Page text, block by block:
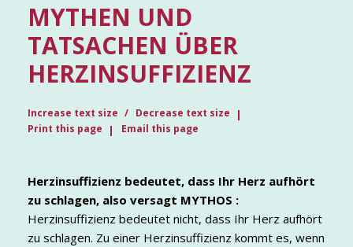
MYTHEN UND
TATSACHEN ÜBER
HERZINSUFFIZIENZ
Increase text size
Decrease text size
Print this page
Email this page
Herzinsuffizienz bedeutet, dass Ihr Herz aufhört
zu schlagen, also versagt MYTHOS :
Herzinsuffizienz bedeutet nicht, dass Ihr Herz aufhört
zu schlagen. Zu einer Herzinsuffizienz kommt es, wenn